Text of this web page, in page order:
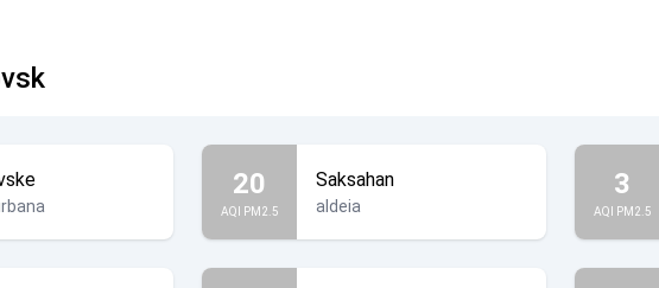
20
AQI PM2.5
Saksahan
aldeia
3
AQI PM2.5